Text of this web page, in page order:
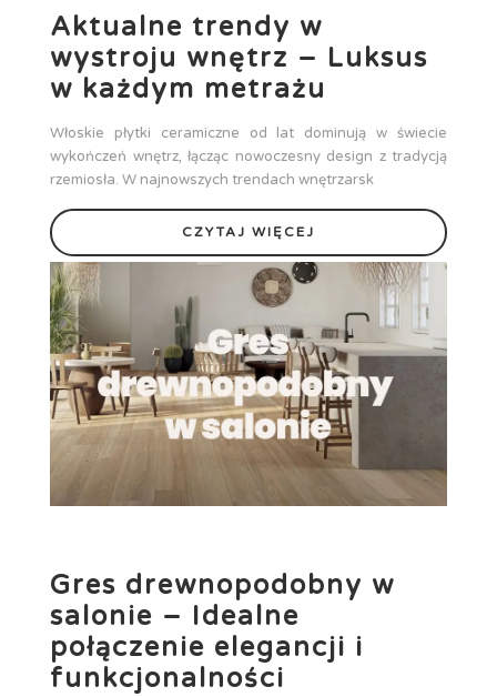
Aktualne trendy w
wystroju wnętrz – Luksus
w każdym metrażu
Włoskie płytki ceramiczne od lat dominują w świecie
wykończeń wnętrz, łącząc nowoczesny design z tradycją
rzemiosła. W najnowszych trendach wnętrzarsk
CZYTAJ WIĘCEJ
Gres drewnopodobny w
salonie – Idealne
połączenie elegancji i
funkcjonalności